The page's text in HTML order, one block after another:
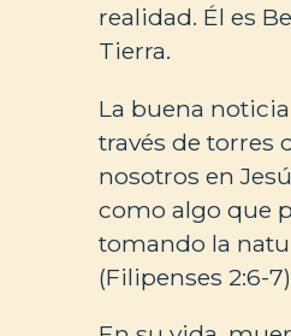
realidad. Él es
Tierra.
La buena
través de torres
nosotros en
como algo que
tomando la
(Filipenses 2:6-